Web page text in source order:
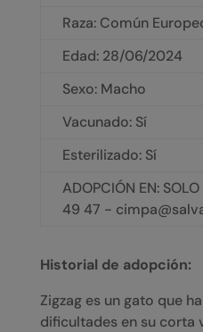
Raza: Común
Edad: 28/06/2024
Sexo: Macho
Vacunado: Sí
Esterilizado: Sí
ADOPCIÓN EN:
49 47 -
Historial de adopción:
Zigzag es un gato que
dificultades en su corta